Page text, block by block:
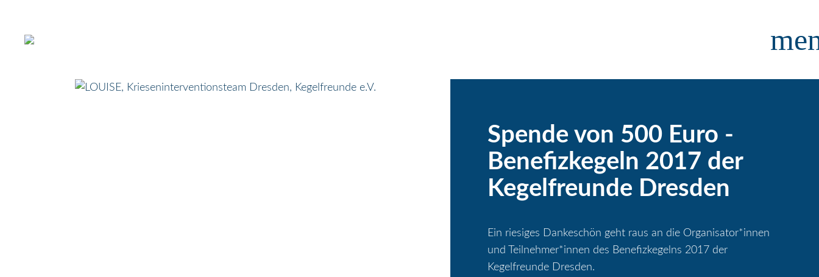
Spende von 500 Euro -
Benefizkegeln 2017 der
Kegelfreunde Dresden
Ein riesiges Dankeschön geht raus an die Organisator*innen
und Teilnehmer*innen des Benefizkegelns 2017 der
Kegelfreunde Dresden.